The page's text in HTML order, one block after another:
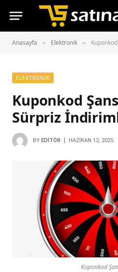
Anasayfa » Elektronik » Kuponkod
ELEKTRONIK
Kuponkod
Sürpriz
BY EDITÖR HAZIRAN 12, 2025
Kuponkod